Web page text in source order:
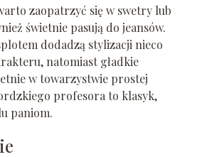
zaopatrzyć się w swetry lub
świetnie pasują do jeansów.
dodadzą stylizacji nieco
natomiast gładkie
w towarzystwie prostej
profesora to klasyk,
paniom.